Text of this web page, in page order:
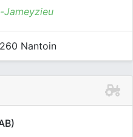
Jameyzieu
Nantoin